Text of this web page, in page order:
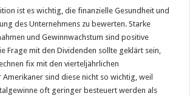
ist es wichtig, die finanzielle Gesundheit und
des Unternehmens zu bewerten. Starke
und Gewinnwachstum sind positive
Frage mit den Dividenden sollte geklärt sein,
fix mit den vierteljährlichen
Amerikaner sind diese nicht so wichtig, weil
oft geringer besteuert werden als